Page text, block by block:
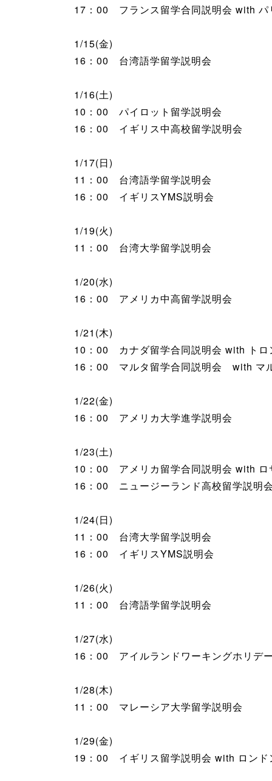
17：00 フランス留学合同説明会 with パ
1/15(金)
16：00 台湾語学留学説明会
1/16(土)
10：00 パイロット留学説明会
16：00 イギリス中高校留学説明会
1/17(日)
11：00 台湾語学留学説明会
16：00 イギリスYMS説明会
1/19(火)
11：00 台湾大学留学説明会
1/20(水)
16：00 アメリカ中高留学説明会
1/21(木)
10：00 カナダ留学合同説明会 with トロ
16：00 マルタ留学合同説明会 with マ
1/22(金)
16：00 アメリカ大学進学説明会
1/23(土)
10：00 アメリカ留学合同説明会 with
16：00 ニュージーランド高校留学説明会
1/24(日)
11：00 台湾大学留学説明会
16：00 イギリスYMS説明会
1/26(火)
11：00 台湾語学留学説明会
1/27(水)
16：00 アイルランドワーキングホリデ
1/28(木)
11：00 マレーシア大学留学説明会
1/29(金)
19：00 イギリス留学説明会 with ロンド